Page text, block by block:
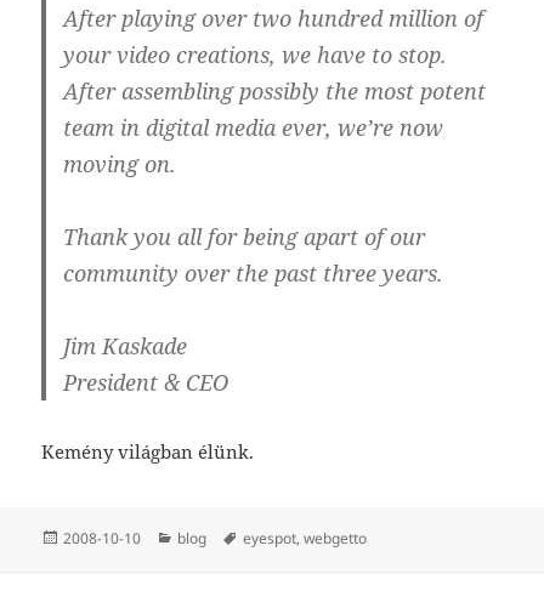
After playing over two hundred million of
your video creations, we have to stop.
After assembling possibly the most potent
team in digital media ever, we’re now
moving on.
Thank you all for being apart of our
community over the past three years.
Jim Kaskade
President & CEO
Kemény világban élünk.
Közzétéve
2008-10-10 Kategória
blog Címke
eyespot,webgetto